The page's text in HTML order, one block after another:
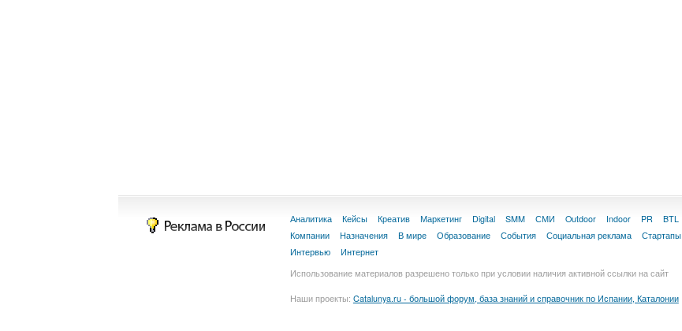
Аналитика Кейсы Креатив Маркетинг Digital SMM СМИ Outdoor Indoor PR BTL
Компании
Назначения В мире Образование События Социальная реклама Стартапы
Интервью
Интернет
Использование материалов разрешено только при условии наличия активной ссылки на сайт
Наши проекты: Catalunya.ru - большой форум, база знаний и справочник по Испании, Каталонии